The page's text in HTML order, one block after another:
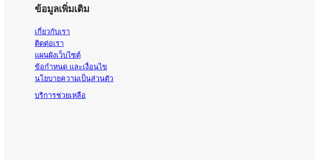
ข้อมูลเพิ่มเติม
เกี่ยวกับเรา
ติดต่อเรา
แผนผังเว็บไซต์
ข้อกำหนด และเงื่อนไข
นโยบายความเป็นส่วนตัว
บริการช่วยเหลือ